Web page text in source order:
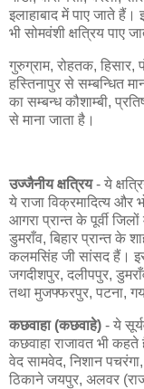
इलाहाबाद में पाए जाते हैं।
भी सोमवंशी क्षत्रिय पाए
गुरुग्राम, रोहतक, हिसार,
हस्तिनापुर से सम्बन्धित
का सम्बन्ध कौशाम्बी,
से माना जाता है।
उज्जैनीय क्षत्रिय- ये
ये राजा विक्रमादित्य
आगरा प्रान्त के पूर्वी
डुमराँव, बिहार प्रान्त के
कलमसिंह जी सांसद हैं।
जगदीशपुर, दलीपपुर,
तथा मुजफ्फरपुर, पटना,
कछवाहा (कछवाहे) - ये
कछवाहा राजावत भी कहते
वेद सामवेद, निशान
ठिकाने जयपुर, अलवर